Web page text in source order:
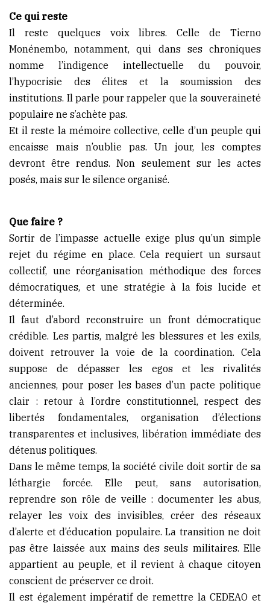
Ce qui reste
Il reste quelques voix libres. Celle de Tierno
Monénembo, notamment, qui dans ses chroniques
nomme l’indigence intellectuelle du pouvoir,
l’hypocrisie des élites et la soumission des
institutions. Il parle pour rappeler que la souveraineté
populaire ne s’achète pas.
Et il reste la mémoire collective, celle d’un peuple qui
encaisse mais n’oublie pas. Un jour, les comptes
devront être rendus. Non seulement sur les actes
posés, mais sur le silence organisé.
Que faire ?
Sortir de l’impasse actuelle exige plus qu’un simple
rejet du régime en place. Cela requiert un sursaut
collectif, une réorganisation méthodique des forces
démocratiques, et une stratégie à la fois lucide et
déterminée.
Il faut d’abord reconstruire un front démocratique
crédible. Les partis, malgré les blessures et les exils,
doivent retrouver la voie de la coordination. Cela
suppose de dépasser les egos et les rivalités
anciennes, pour poser les bases d’un pacte politique
clair : retour à l’ordre constitutionnel, respect des
libertés fondamentales, organisation d’élections
transparentes et inclusives, libération immédiate des
détenus politiques.
Dans le même temps, la société civile doit sortir de sa
léthargie forcée. Elle peut, sans autorisation,
reprendre son rôle de veille : documenter les abus,
relayer les voix des invisibles, créer des réseaux
d’alerte et d’éducation populaire. La transition ne doit
pas être laissée aux mains des seuls militaires. Elle
appartient au peuple, et il revient à chaque citoyen
conscient de préserver ce droit.
Il est également impératif de remettre la CEDEAO et